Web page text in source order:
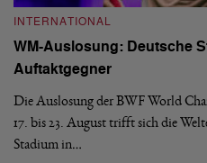
INTERNATIONAL
WM-Auslosung: Deutsche
Auftaktgegner
Die Auslosung der BWF World
17. bis 23. August trifft sich die
Stadium in…